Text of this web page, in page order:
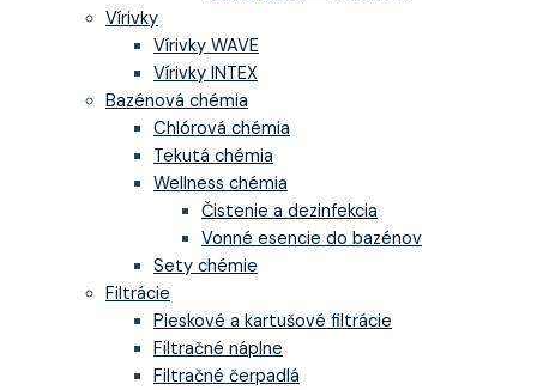
Vírivky
Vírivky WAVE
Vírivky INTEX
Bazénová chémia
Chlórová chémia
Tekutá chémia
Wellness chémia
Čistenie a dezinfekcia
Vonné esencie do bazénov
Sety chémie
Filtrácie
Pieskové a kartušové filtrácie
Filtračné náplne
Filtračné čerpadlá